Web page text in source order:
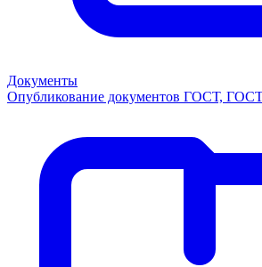
Документы
Опубликование документов ГОСТ,